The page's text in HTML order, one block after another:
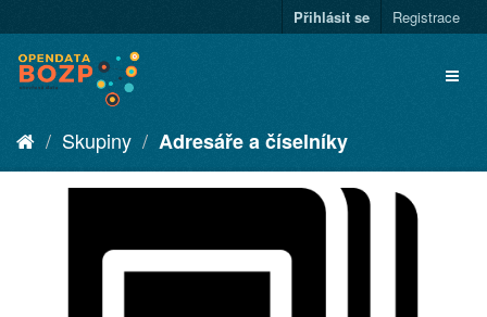
Přihlásit se Registrace
Skupiny Adresáře a číselníky